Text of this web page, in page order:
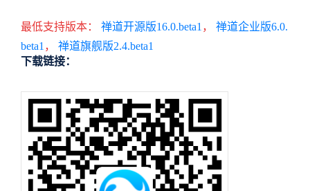
最低支持版本： 禅道开源版16.0.beta1 ， 禅道企业版6.0.
beta1 ， 禅道旗舰版2.4.beta1
下载链接：